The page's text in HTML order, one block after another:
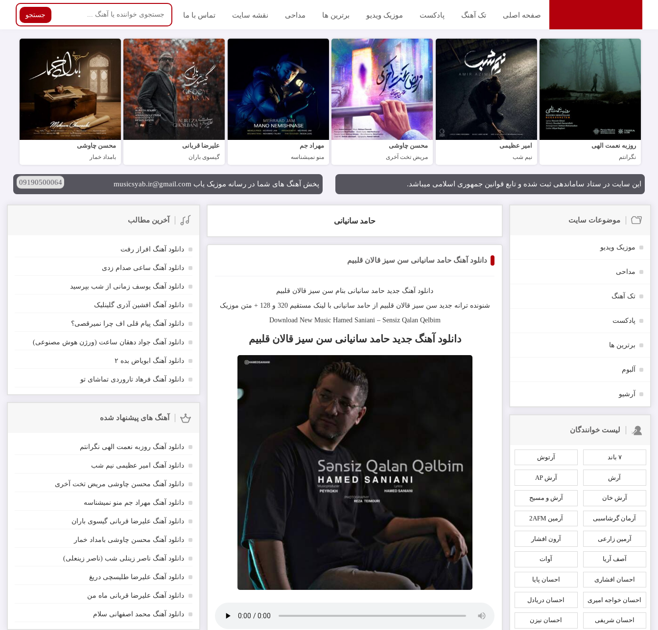
صفحه اصلی تک آهنگ پادکست موزیک ویدیو برترین ها مداحی نقشه سایت تماس با ما جستجو
روزبه نعمت الهی
نگرانتم
امیر عظیمی
نیم شب
محسن چاوشی
مریض تخت آخری
مهراد جم
منو نمیشناسه
علیرضا قربانی
گیسوی باران
محسن چاوشی
بامداد خمار
این سایت در ستاد ساماندهی ثبت شده و تابع قوانین جمهوری اسلامی میباشد. پخش آهنگ های شما در رسانه موزیک یاب musicsyab.ir@gmail.com 09190500064
حامد سانیانی
دانلود آهنگ حامد سانیانی سن سیز قالان قلبیم
دانلود آهنگ جديد حامد سانیانی بنام سن سیز قالان قلبیم
شنونده ترانه جدید سن سیز قالان قلبیم از حامد سانیانی با لینک مستقیم 320 و 128 + متن موزیک
Download New Music Hamed Saniani – Sensiz Qalan Qelbim
دانلود آهنگ جدید حامد سانیانی سن سیز قالان قلبیم
موضوعات سایت
موزیک ویدیو
مداحی
تک آهنگ
پادکست
برترین ها
آلبوم
آرشیو
لیست خوانندگان
۷ باند آرتوش
آرش آرش AP
آرش خان آرش و مسیح
آرمان گرشاسبی آرمین 2AFM
آرمین زارعی آرون افشار
آصف آریا آوات
احسان افشاری احسان پایا
احسان خواجه امیری احسان دریادل
احسان شریفی احسان نیزن
آخرین مطالب
دانلود آهنگ افراز رفت
دانلود آهنگ ساعی صدام زدی
دانلود آهنگ یوسف زمانی از شب بپرسید
دانلود آهنگ افشین آذری گلینلیک
دانلود آهنگ پیام قلی اف چرا نمیرقصی؟
دانلود آهنگ جواد دهقان ساعت (ورژن هوش مصنوعی)
دانلود آهنگ ابویاض بده ۲
دانلود آهنگ فرهاد تاروردی تماشای تو
آهنگ های پیشنهاد شده
دانلود آهنگ روزبه نعمت الهی نگرانتم
دانلود آهنگ امیر عظیمی نیم شب
دانلود آهنگ محسن چاوشی مریض تخت آخری
دانلود آهنگ مهراد جم منو نمیشناسه
دانلود آهنگ علیرضا قربانی گیسوی باران
دانلود آهنگ محسن چاوشی بامداد خمار
دانلود آهنگ ناصر زینلی شب (ناصر زینعلی)
دانلود آهنگ علیرضا طلیسچی دریغ
دانلود آهنگ علیرضا قربانی ماه من
دانلود آهنگ محمد اصفهانی سلام